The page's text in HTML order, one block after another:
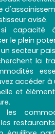
avisé.
si capacité
le plein
secteur
la
accéder à
et
les